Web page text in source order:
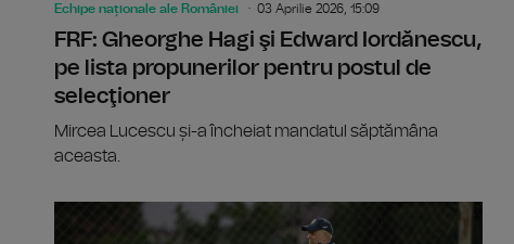
Echipe naționale ale României 03 Aprilie 2026, 15:09
FRF: Gheorghe Hagi şi Edward Iordănescu,
pe lista propunerilor pentru postul de
selecţioner
Mircea Lucescu și-a încheiat mandatul săptămâna
aceasta.